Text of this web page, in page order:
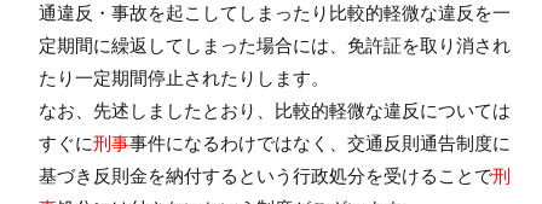
通違反・事故を起こしてしまったり比較的軽微な違反を一
定期間に繰返してしまった場合には、免許証を取り消され
たり一定期間停止されたりします。
なお、先述しましたとおり、比較的軽微な違反については
すぐに刑事事件になるわけではなく、交通反則通告制度に
基づき反則金を納付するという行政処分を受けることで刑